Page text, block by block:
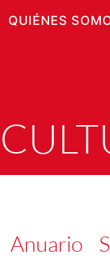
QUIÉNES
Anuario